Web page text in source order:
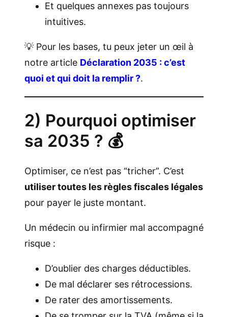
Et quelques annexes pas toujours
intuitives.
💡 Pour les bases, tu peux jeter un œil à
notre article Déclaration 2035 : c’est
quoi et qui doit la remplir ?.
2) Pourquoi optimiser
sa 2035 ? 💰
Optimiser, ce n’est pas “tricher”. C’est
utiliser toutes les règles fiscales légales
pour payer le juste montant.
Un médecin ou infirmier mal accompagné
risque :
D’oublier des charges déductibles.
De mal déclarer ses rétrocessions.
De rater des amortissements.